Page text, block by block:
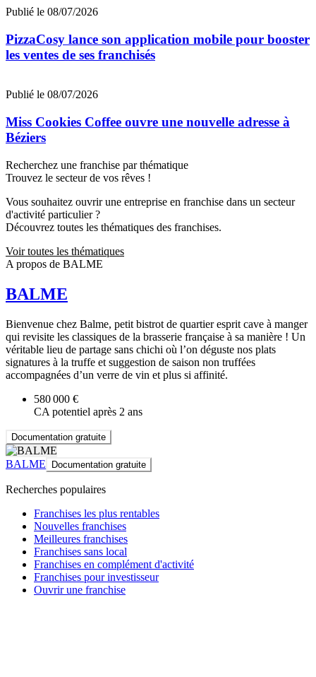
Publié le 08/07/2026
PizzaCosy lance son application mobile pour booster
les ventes de ses franchisés
Publié le 08/07/2026
Miss Cookies Coffee ouvre une nouvelle adresse à
Béziers
Recherchez une franchise par thématique
Trouvez le secteur de vos rêves !
Vous souhaitez ouvrir une entreprise en franchise dans un secteur
d'activité particulier ?
Découvrez toutes les thématiques des franchises.
Voir toutes les thématiques
A propos de BALME
BALME
Bienvenue chez Balme, petit bistrot de quartier esprit cave à manger
qui revisite les classiques de la brasserie française à sa manière ! Un
véritable lieu de partage sans chichi où l’on déguste nos plats
signatures à la truffe et suggestion de saison non truffées
accompagnées d’un verre de vin et plus si affinité.
580 000 €
CA potentiel après 2 ans
Documentation gratuite
BALME Documentation gratuite
Recherches populaires
Franchises les plus rentables
Nouvelles franchises
Meilleures franchises
Franchises sans local
Franchises en complément d'activité
Franchises pour investisseur
Ouvrir une franchise